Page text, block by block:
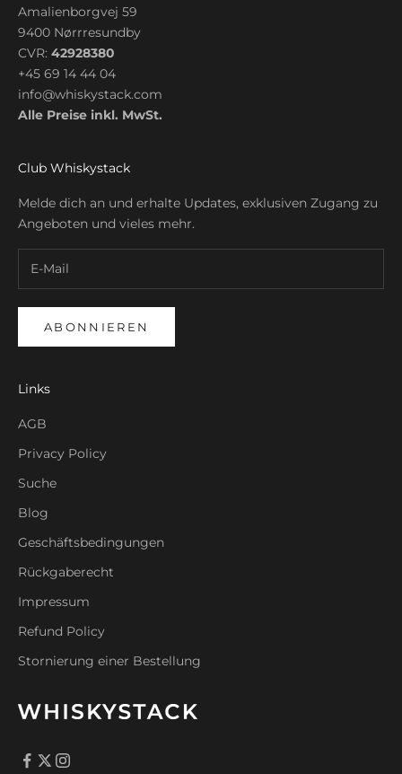
Amalienborgvej 59
9400 Nørrresundby
CVR: 42928380
+45 69 14 44 04
info@whiskystack.com
Alle Preise inkl. MwSt.
Club Whiskystack
Melde dich an und erhalte Updates, exklusiven Zugang zu
Angeboten und vieles mehr.
ABONNIEREN
Links
AGB
Privacy Policy
Suche
Blog
Geschäftsbedingungen
Rückgaberecht
Impressum
Refund Policy
Stornierung einer Bestellung